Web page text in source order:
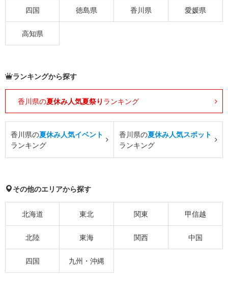
四国 徳島県 香川県 愛媛県
高知県
ランキングから探す
香川県の夏休み人気夏祭り ランキング
香川県の夏休み人気イベント
ランキング
香川県の夏休み人気スポット
ランキング
その他のエリアから探す
北海道 東北 関東 甲信越
北陸 東海 関西 中国
四国 九州・沖縄